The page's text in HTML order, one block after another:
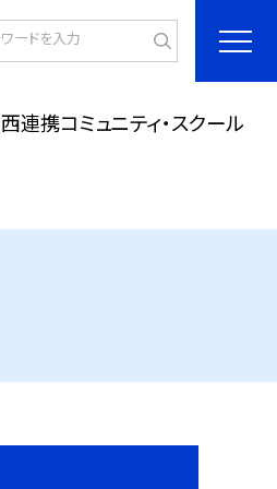
西連携コミュニティ・スクール